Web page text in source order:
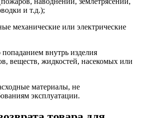
и т.д.);
механические или электрические
внутрь изделия
веществ, жидкостей, насекомых или
материалы, не
эксплуатации.